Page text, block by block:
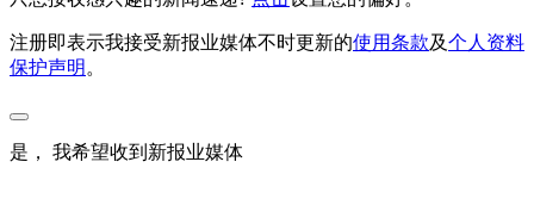
注册即表示我接受新报业媒体不时更新的使用条款及个人资料
保护声明 。
是， 我希望收到新报业媒体